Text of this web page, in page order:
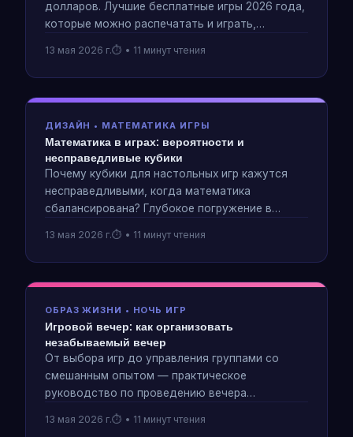
долларов. Лучшие бесплатные игры 2026 года,
которые можно распечатать и играть,
прототипы выявляет недостатки дизайна
быстрее, чем цифровое игровое тестирование.
13 мая 2026 г. • 11 минут чтения
ДИЗАЙН • МАТЕМАТИКА ИГРЫ
Математика в играх: вероятности и
несправедливые кубики
Почему кубики для настольных игр кажутся
несправедливыми, когда математика
сбалансирована? Глубокое погружение в
дизайнеры используют формулы
экспоненциального дохода для управления
13 мая 2026 г. • 11 минут чтения
ОБРАЗ ЖИЗНИ • НОЧЬ ИГР
Игровой вечер: как организовать
незабываемый вечер
От выбора игр до управления группами со
смешанным опытом — практическое
руководство по проведению вечера
работает. Протестировано на группах от 7-
13 мая 2026 г. • 11 минут чтения